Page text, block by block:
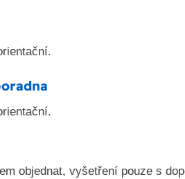
objednat, vyšetření pouze s